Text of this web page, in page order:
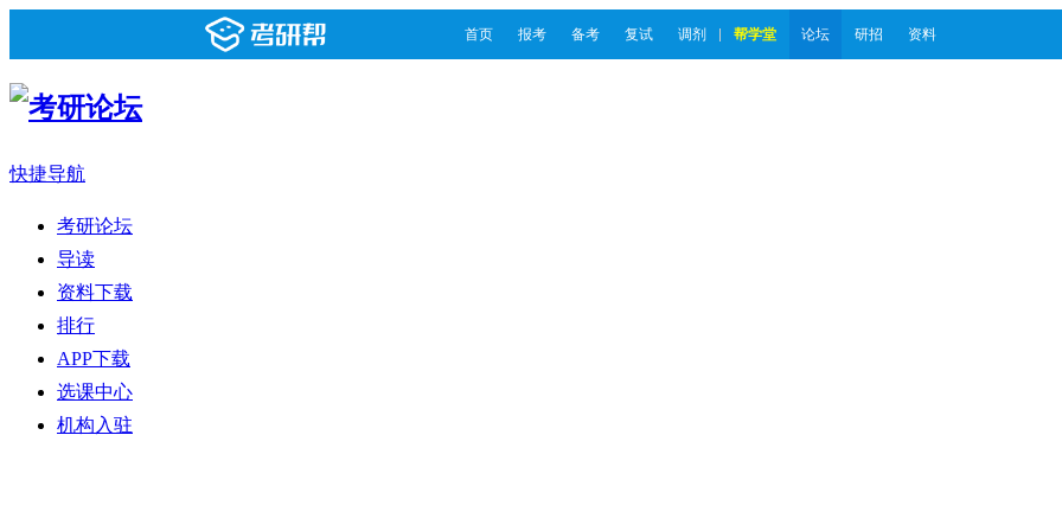
首页 报考 备考 复试 调剂 帮学堂 论坛 研招 资料
快捷导航
考研论坛
导读
资料下载
排行
APP下载
选课中心
机构入驻